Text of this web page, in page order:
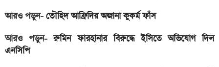
আরও পড়ুন- তৌহিদ আফ্রিদির অজানা কুকর্ম ফাঁস
আরও পড়ুন-রুমিন ফারহানার বিরুদ্ধে ইসিতে অভিযোগ দিল
এনসিপি